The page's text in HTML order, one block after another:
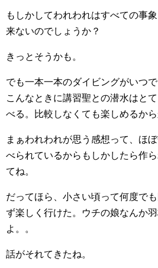
もしかしてわれわれはすべての事
来ないのでしょうか？
きっとそうかも。
でも一本一本のダイビングがいつ
こんなときに講習聖との潜水はと
べる。比較しなくても楽しめるから
まぁわれわれが思う感想って、ほ
べられているからもしかしたら作
てね。
だってほら、小さい頃って何度で
ず楽しく行けた。ウチの娘なんか
よ。。
話がそれてきたね。